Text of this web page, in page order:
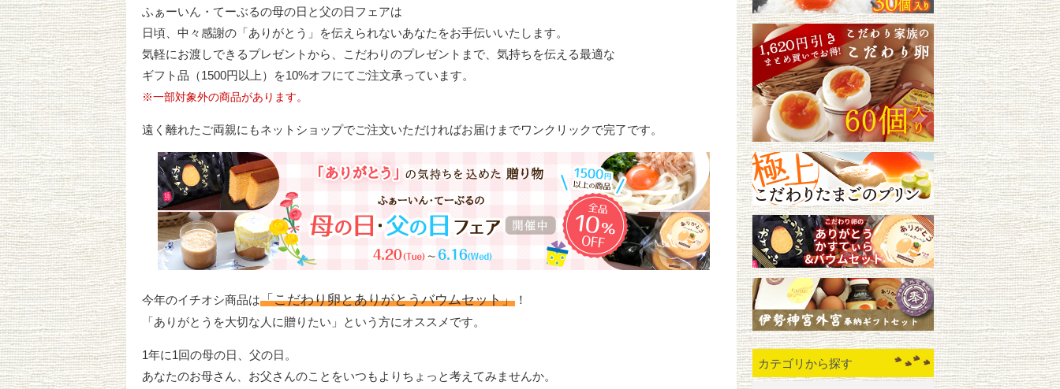
ふぁーいん・てーぶるの母の日と父の日フェアは
日頃、中々感謝の「ありがとう」を伝えられないあなたをお手伝いいたします。
気軽にお渡しできるプレゼントから、こだわりのプレゼントまで、気持ちを伝える最適な
ギフト品（1500円以上）を10%オフにてご注文承っています。
※一部対象外の商品があります。
遠く離れたご両親にもネットショップでご注文いただければお届けまでワンクリックで完了です。
今年のイチオシ商品は「こだわり卵とありがとうバウムセット」 ！
「ありがとうを大切な人に贈りたい」という方にオススメです。
1年に1回の母の日、父の日。
あなたのお母さん、お父さんのことをいつもよりちょっと考えてみませんか。
カテゴリから探す